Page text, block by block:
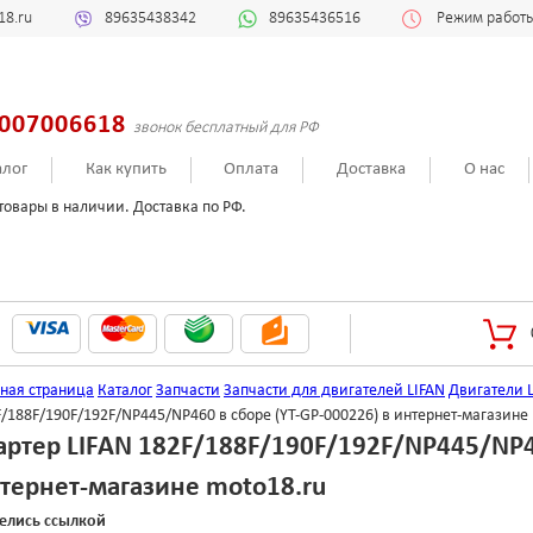
89635438342 89635436516 Режим
звонок бесплатный для РФ
Как купить Оплата Доставка О нас
в наличии. Доставка по РФ.
страница Каталог Запчасти Запчасти для двигателей LIFAN Двигатели
188F/190F/192F/NP445/NP460 в сборе (YT-GP-000226) в интернет-
LIFAN 182F/188F/190F/192F/NP445/
магазине moto18.ru
ссылкой